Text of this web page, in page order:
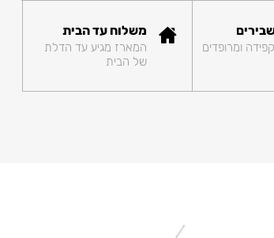
ומרופדים
משלוח עד הבית
המארז מגיע עד הדלת
של הבית